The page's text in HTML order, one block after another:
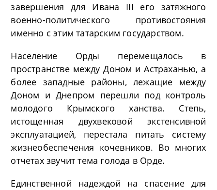
завершения для Ивана III его затяжного
военно-политического противостояния
именно с этим татарским государством.
Население Орды перемещалось в
пространстве между Доном и Астраханью, а
более западные районы, лежащие между
Доном и Днепром перешли под контроль
молодого Крымского ханства. Степь,
истощенная двухвековой экстенсивной
эксплуатацией, перестала питать систему
жизнеобеспечения кочевников. Во многих
отчетах звучит тема голода в Орде.
Единственной надеждой на спасение для